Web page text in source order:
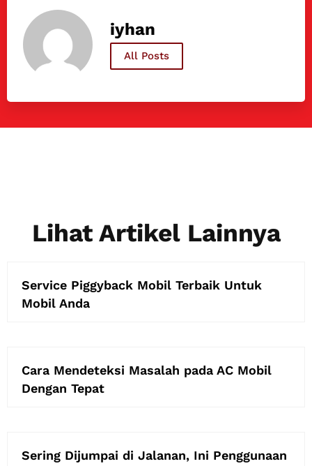
iyhan
All Posts
Lihat Artikel Lainnya
Service Piggyback Mobil Terbaik Untuk
Mobil Anda
Cara Mendeteksi Masalah pada AC Mobil
Dengan Tepat
Sering Dijumpai di Jalanan, Ini Penggunaan